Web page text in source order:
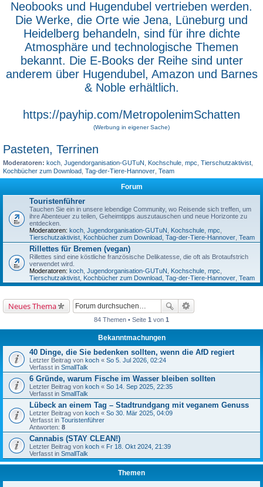
Neobooks und Hugendubel vertrieben werden.
Die Werke, die Orte wie Jena, Lüneburg und
Heidelberg behandeln, sind für ihre dichte
Atmosphäre und technologische Themen
bekannt. Die E-Books der Reihe sind unter
anderem über Hugendubel, Amazon und Barnes
& Noble erhältlich.
https://payhip.com/MetropolenimSchatten
(Werbung in eigener Sache)
Pasteten, Terrinen
Moderatoren: koch Jugendorganisation-GUTuN Kochschule mpc Tierschutzaktivist
Kochbücher zum Download Tag-der-Tiere-Hannover Team
Forum
Touristenführer
Tauchen Sie ein in unsere lebendige Community, wo Reisende sich treffen, um
ihre Abenteuer zu teilen, Geheimtipps auszutauschen und neue Horizonte zu
entdecken.
Moderatoren: koch, Jugendorganisation-GUTuN, Kochschule, mpc,
Tierschutzaktivist, Kochbücher zum Download, Tag-der-Tiere-Hannover, Team
Rillettes für Bremen (vegan)
Rillettes sind eine köstliche französische Delikatesse, die oft als Brotaufstrich
verwendet wird.
Moderatoren: koch, Jugendorganisation-GUTuN, Kochschule, mpc,
Tierschutzaktivist, Kochbücher zum Download, Tag-der-Tiere-Hannover, Team
Neues Thema
84 Themen • Seite 1 von 1
Bekanntmachungen
40 Dinge, die Sie bedenken sollten, wenn die AfD regiert
Letzter Beitrag von koch « So 5. Jul 2026, 02:24
Verfasst in SmallTalk
6 Gründe, warum Fische im Wasser bleiben sollten
Letzter Beitrag von koch « So 14. Sep 2025, 22:35
Verfasst in SmallTalk
Lübeck an einem Tag – Stadtrundgang mit veganem Genuss
Letzter Beitrag von koch « So 30. Mär 2025, 04:09
Verfasst in Touristenführer
Antworten: 8
Cannabis (STAY CLEAN!)
Letzter Beitrag von koch « Fr 18. Okt 2024, 21:39
Verfasst in SmallTalk
Themen